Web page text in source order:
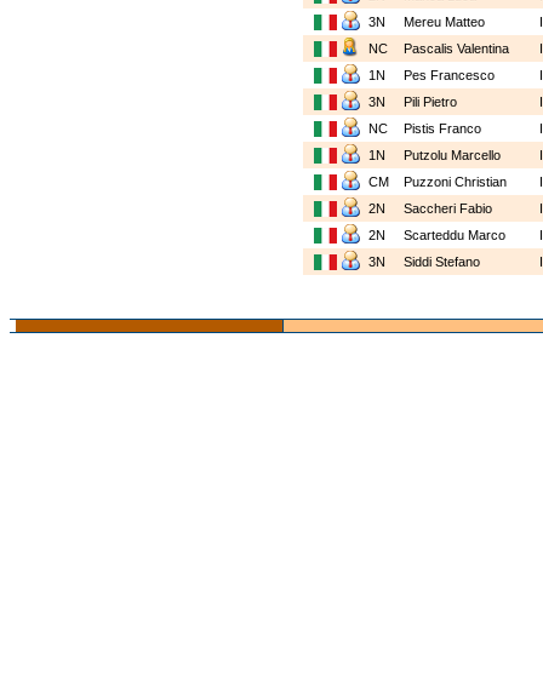
3N
Mereu Matteo
NC
Pascalis Valentina
1N
Pes Francesco
3N
Pili Pietro
NC
Pistis Franco
1N
Putzolu Marcello
CM
Puzzoni Christian
2N
Saccheri Fabio
2N
Scarteddu Marco
3N
Siddi Stefano